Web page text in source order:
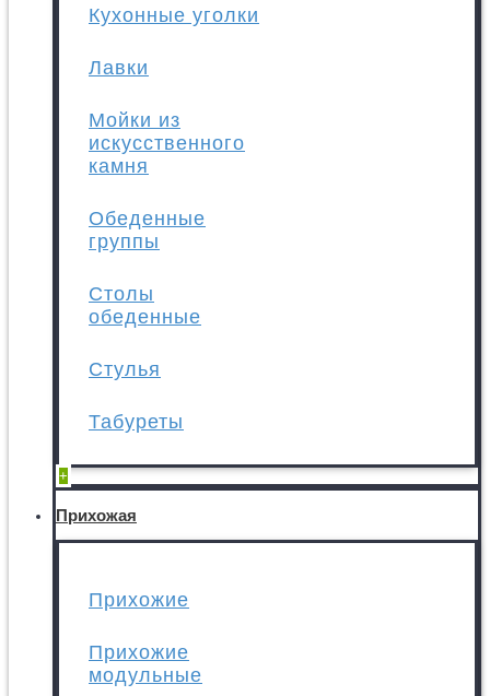
Кухонные уголки
Лавки
Мойки из
искусственного
камня
Обеденные
группы
Столы
обеденные
Стулья
Табуреты
+
Прихожая
Прихожие
Прихожие
модульные